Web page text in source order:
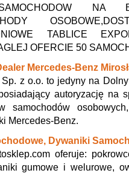
NA
TABLICE
OFERCIE 50
Mercedes-Benz
Sp. z o.o. to jedyny na
autoryzację na
samochodów
Mercedes-Benz.
Dywaniki
oferuje:
gumowe i welurowe,